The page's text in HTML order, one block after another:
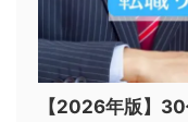
【2026年版】